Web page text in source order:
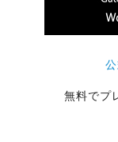
無料でプ